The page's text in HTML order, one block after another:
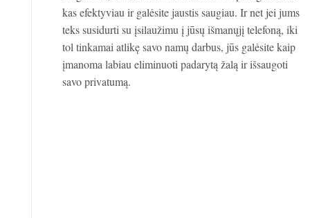
kas efektyviau ir galėsite jaustis saugiau. Ir net jei jums
teks susidurti su įsilaužimu į jūsų išmanųjį telefoną, iki
tol tinkamai atlikę savo namų darbus, jūs galėsite kaip
įmanoma labiau eliminuoti padarytą žalą ir išsaugoti
savo privatumą.